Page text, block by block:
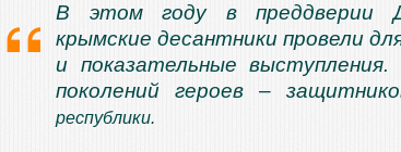
В этом году в преддверии
крымские десантники провели
и показательные
поколений героев –
республики.